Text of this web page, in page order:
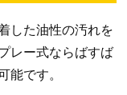
した油性の汚れを
レー式ならばすば
能です。